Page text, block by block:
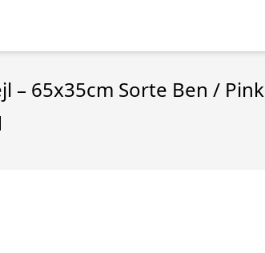
– 65x35cm Sorte Ben / Pink